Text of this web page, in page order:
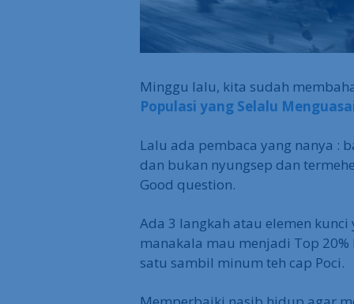
Minggu lalu, kita sudah
Populasi yang Selalu
Lalu ada pembaca yang nanya :
dan bukan nyungsep dan
Good question.
Ada 3 langkah atau elemen
manakala mau menjadi Top
satu sambil minum teh cap Poci.